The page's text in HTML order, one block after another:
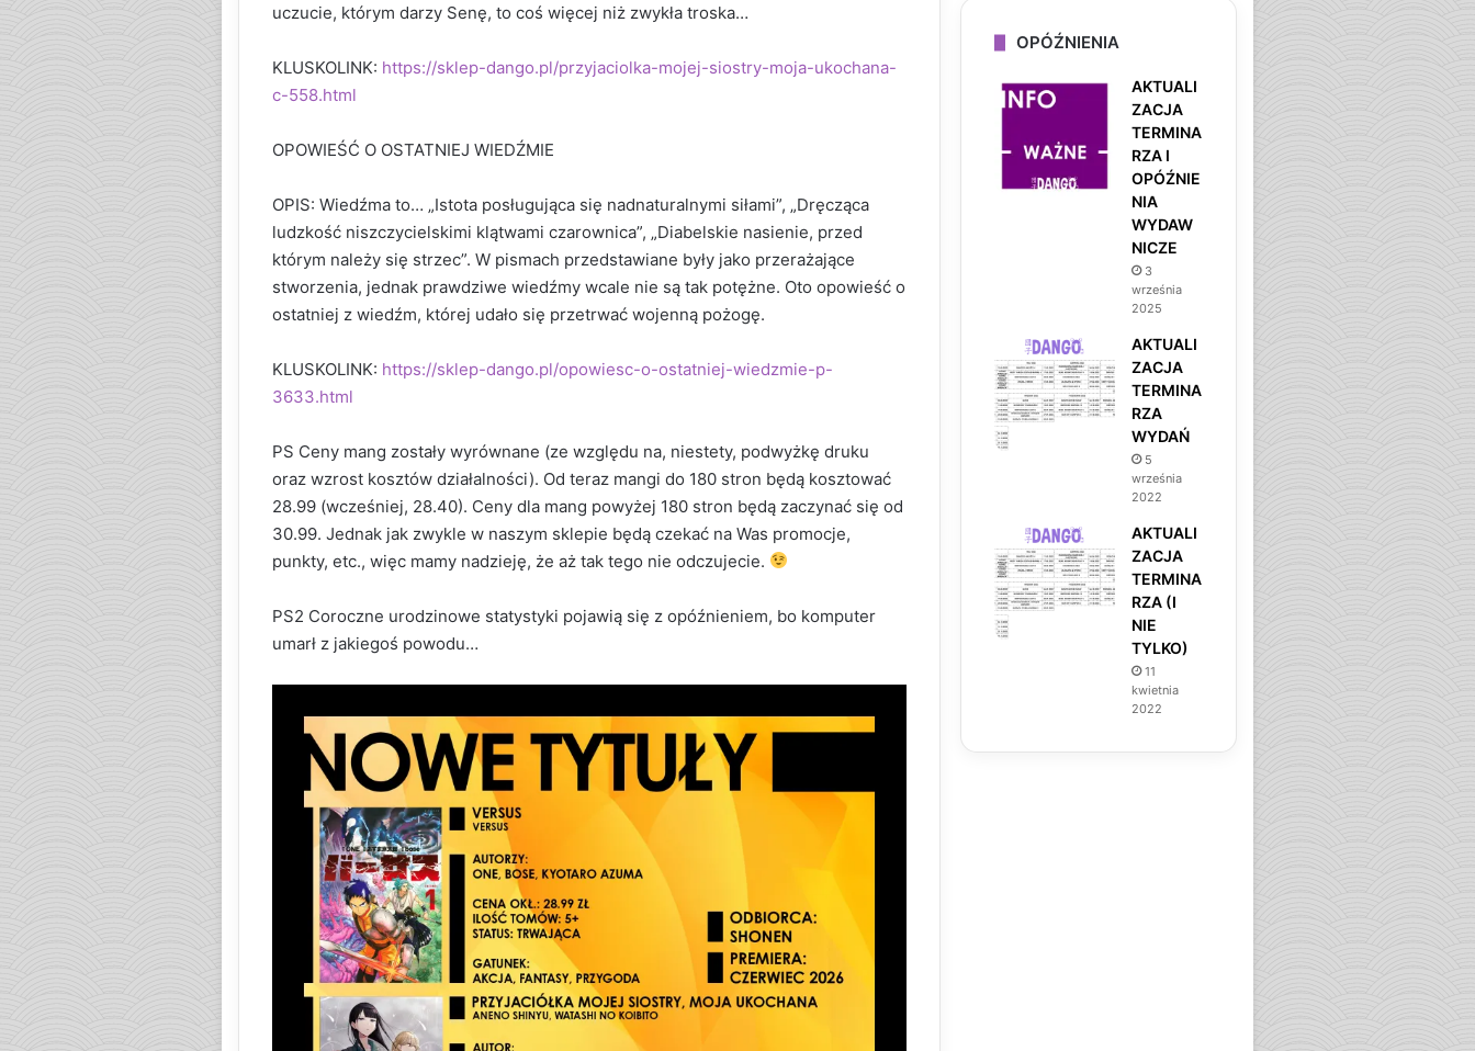
uczucie, którym darzy Senę, to coś więcej niż zwykła troska…
KLUSKOLINK: https://sklep-dango.pl/przyjaciolka-mojej-siostry-moja-ukochana-
c-558.html
OPOWIEŚĆ O OSTATNIEJ WIEDŹMIE
OPIS: Wiedźma to… „Istota posługująca się nadnaturalnymi siłami”, „Dręcząca
ludzkość niszczycielskimi klątwami czarownica”, „Diabelskie nasienie, przed
którym należy się strzec”. W pismach przedstawiane były jako przerażające
stworzenia, jednak prawdziwe wiedźmy wcale nie są tak potężne. Oto opowieść o
ostatniej z wiedźm, której udało się przetrwać wojenną pożogę.
KLUSKOLINK: https://sklep-dango.pl/opowiesc-o-ostatniej-wiedzmie-p-
3633.html
PS Ceny mang zostały wyrównane (ze względu na, niestety, podwyżkę druku
oraz wzrost kosztów działalności). Od teraz mangi do 180 stron będą kosztować
28.99 (wcześniej, 28.40). Ceny dla mang powyżej 180 stron będą zaczynać się od
30.99. Jednak jak zwykle w naszym sklepie będą czekać na Was promocje,
punkty, etc., więc mamy nadzieję, że aż tak tego nie odczujecie.
PS2 Coroczne urodzinowe statystyki pojawią się z opóźnieniem, bo komputer
umarł z jakiegoś powodu…
OPÓŹNIENIA
AKTUALI
ZACJA
TERMINA
RZA I
OPÓŹNIE
NIA
WYDAW
NICZE
3
września
2025
AKTUALI
ZACJA
TERMINA
RZA
WYDAŃ
5
września
2022
AKTUALI
ZACJA
TERMINA
RZA (I
NIE
TYLKO)
11
kwietnia
2022